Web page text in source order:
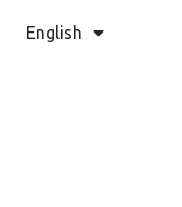
English